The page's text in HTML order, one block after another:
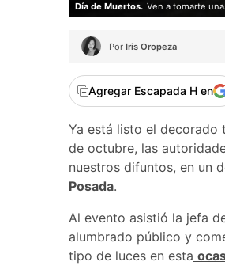
Día de Muertos. Ven a tomarte
Por Iris Oropeza
Agregar Escapada H en
Ya está listo el decorado
de octubre, las
nuestros difuntos, en un
Posada.
Al evento asistió la jefa
alumbrado público y
tipo de luces en esta